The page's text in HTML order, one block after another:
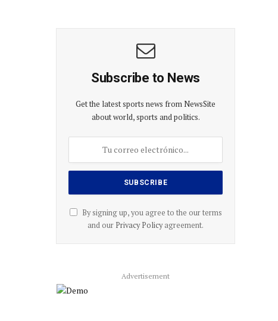
Subscribe to News
Get the latest sports news from NewsSite
about world, sports and politics.
By signing up, you agree to the our terms
and our Privacy Policyagreement.
Advertisement